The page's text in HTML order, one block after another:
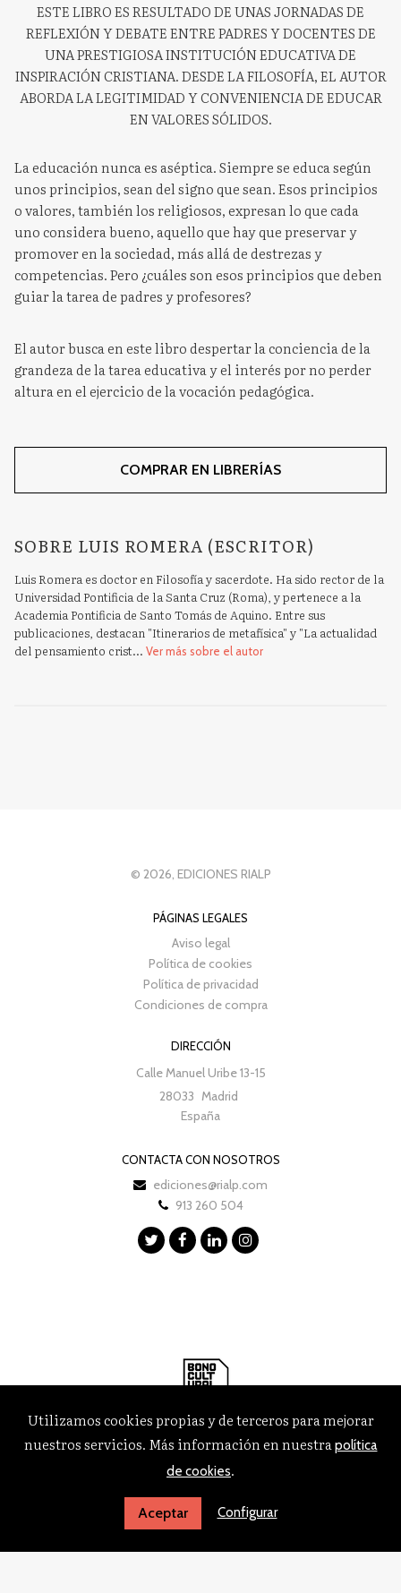
ESTE LIBRO ES RESULTADO DE UNAS JORNADAS DE
REFLEXIÓN Y DEBATE ENTRE PADRES Y DOCENTES DE
UNA PRESTIGIOSA INSTITUCIÓN EDUCATIVA DE
INSPIRACIÓN CRISTIANA. DESDE LA FILOSOFÍA, EL AUTOR
ABORDA LA LEGITIMIDAD Y CONVENIENCIA DE EDUCAR
EN VALORES SÓLIDOS.
La educación nunca es aséptica. Siempre se educa según
unos principios, sean del signo que sean. Esos principios
o valores, también los religiosos, expresan lo que cada
uno considera bueno, aquello que hay que preservar y
promover en la sociedad, más allá de destrezas y
competencias. Pero ¿cuáles son esos principios que deben
guiar la tarea de padres y profesores?
El autor busca en este libro despertar la conciencia de la
grandeza de la tarea educativa y el interés por no perder
altura en el ejercicio de la vocación pedagógica.
COMPRAR EN LIBRERÍAS
SOBRE LUIS ROMERA (ESCRITOR)
Luis Romera es doctor en Filosofía y sacerdote. Ha sido rector de la
Universidad Pontificia de la Santa Cruz (Roma), y pertenece a la
Academia Pontificia de Santo Tomás de Aquino. Entre sus
publicaciones, destacan "Itinerarios de metafísica" y "La actualidad
del pensamiento crist... Ver más sobre el autor
© 2026, EDICIONES RIALP
PÁGINAS LEGALES
Aviso legal
Política de cookies
Política de privacidad
Condiciones de compra
DIRECCIÓN
Calle Manuel Uribe 13-15
28033 Madrid
España
CONTACTA CON NOSOTROS
ediciones@rialp.com
913 260 504
Utilizamos cookies propias y de terceros para mejorar
nuestros servicios. Más información en nuestrapolítica
de cookies.
Aceptar Configurar